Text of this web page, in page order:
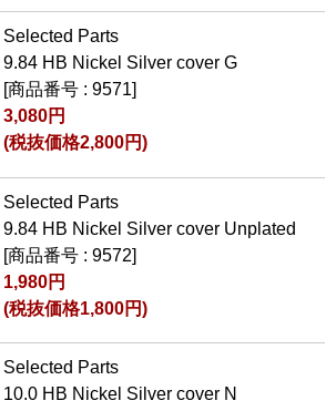
Selected Parts
9.84 HB Nickel Silver cover G
[商品番号 : 9571]
3,080円
(税抜価格2,800円)
Selected Parts
9.84 HB Nickel Silver cover Unplated
[商品番号 : 9572]
1,980円
(税抜価格1,800円)
Selected Parts
10.0 HB Nickel Silver cover N